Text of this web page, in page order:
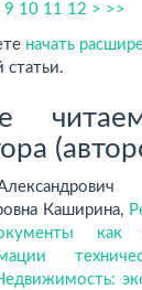
9 10 11 12 > >>
начать
статьи.
Каширина,
как